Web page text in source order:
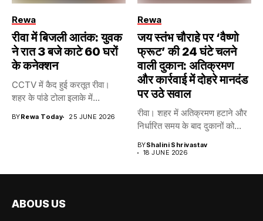
Rewa
रीवा में बिजली आतंक: युवक
ने रात 3 बजे काटे 60 घरों
के कनेक्शन
CCTV में कैद हुई करतूत रीवा।
शहर के पांडे टोला इलाके में...
BYRewa Today 25 JUNE 2026
Rewa
जय स्तंभ चौराहे पर ‘वैष्णो
फ्रूट’ की 24 घंटे चलने
वाली दुकान: अतिक्रमण
और कार्रवाई में दोहरे मानदंड
पर उठे सवाल
रीवा। शहर में अतिक्रमण हटाने और
निर्धारित समय के बाद दुकानों को...
BYShalini Shrivastav
18 JUNE 2026
ABOUS US